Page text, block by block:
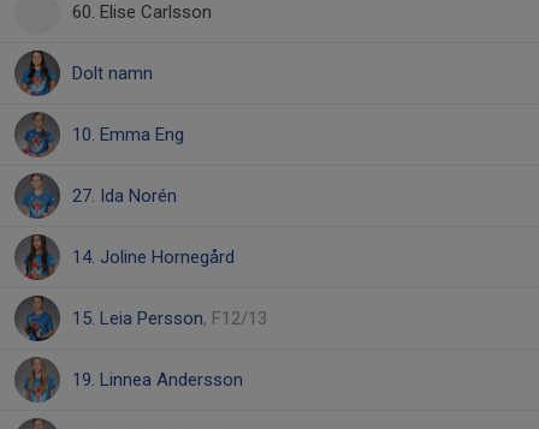
60. Elise Carlsson
Dolt namn
10. Emma Eng
27. Ida Norén
14. Joline Hornegård
15. Leia Persson, F12/13
19. Linnea Andersson